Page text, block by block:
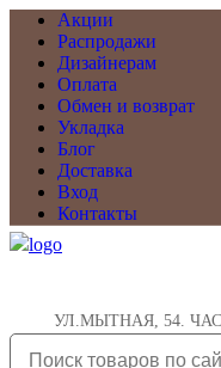
Акции
Распродажи
Дизайнерам
Оплата
Обмен и возврат
Укладка
Блог
Доставка
Вход
Контакты
УЛ.МЫТНАЯ, 54.